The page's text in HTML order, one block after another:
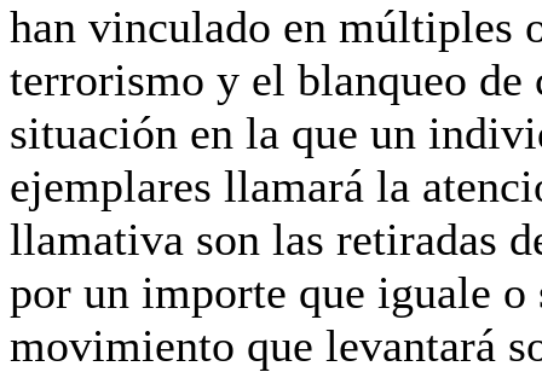
han vinculado en múltiples
terrorismo y el blanqueo de
situación en la que un
ejemplares llamará la
llamativa son las retiradas
por un importe que iguale o
movimiento que levantará